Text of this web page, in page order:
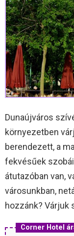
Dunaújváros
környezetben
berendezett, a
fekvésűek
átutazóban van,
városunkban,
hozzánk? Várjuk
Corner Hotel